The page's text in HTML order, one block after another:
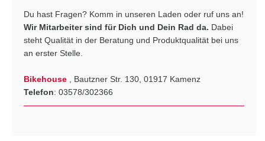
Du hast Fragen? Komm in unseren Laden oder ruf uns an!
Wir Mitarbeiter sind für Dich und Dein Rad da. Dabei
steht Qualität in der Beratung und Produktqualität bei uns
an erster Stelle.
Bikehouse
, Bautzner Str. 130, 01917 Kamenz
Telefon: 03578/302366